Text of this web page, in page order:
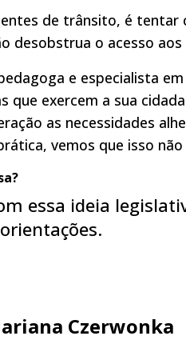
de trânsito, é
desobstrua o acesso
e especialista
que exercem a sua
as necessidades
vemos que isso não
essa ideia
Czerwonka